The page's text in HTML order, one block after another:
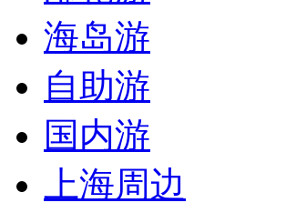
海岛游
自助游
国内游
上海周边